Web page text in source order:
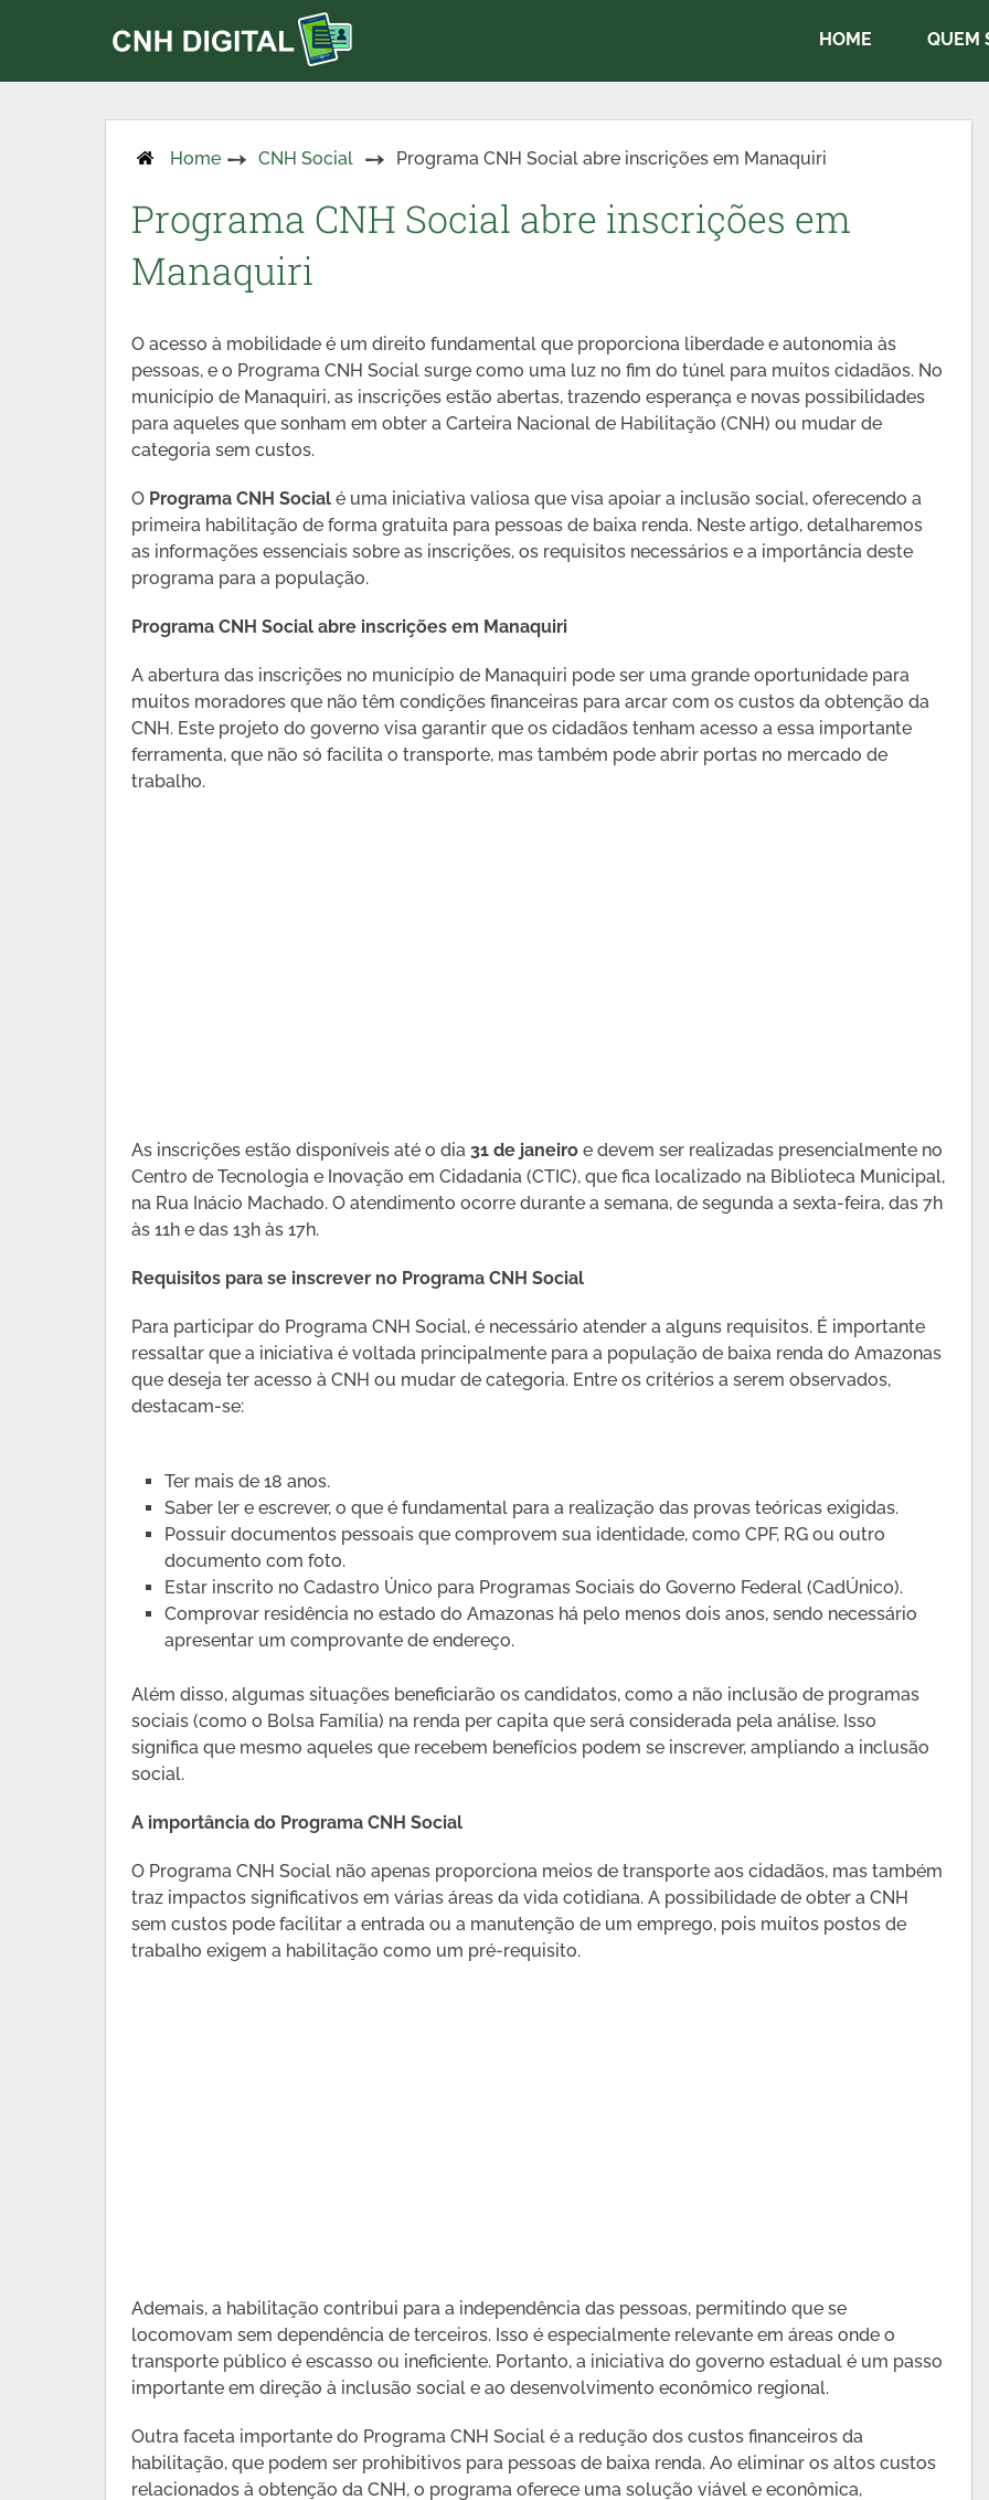
HOME QUEM
Home CNH Social Programa CNH Social abre inscrições em Manaquiri
Programa CNH Social abre inscrições em
Manaquiri
O acesso à mobilidade é um direito fundamental que proporciona liberdade e autonomia às
pessoas, e o Programa CNH Social surge como uma luz no fim do túnel para muitos cidadãos. No
município de Manaquiri, as inscrições estão abertas, trazendo esperança e novas possibilidades
para aqueles que sonham em obter a Carteira Nacional de Habilitação (CNH) ou mudar de
categoria sem custos.
O Programa CNH Social é uma iniciativa valiosa que visa apoiar a inclusão social, oferecendo a
primeira habilitação de forma gratuita para pessoas de baixa renda. Neste artigo, detalharemos
as informações essenciais sobre as inscrições, os requisitos necessários e a importância deste
programa para a população.
Programa CNH Social abre inscrições em Manaquiri
A abertura das inscrições no município de Manaquiri pode ser uma grande oportunidade para
muitos moradores que não têm condições financeiras para arcar com os custos da obtenção da
CNH. Este projeto do governo visa garantir que os cidadãos tenham acesso a essa importante
ferramenta, que não só facilita o transporte, mas também pode abrir portas no mercado de
trabalho.
As inscrições estão disponíveis até o dia31 de janeiro e devem ser realizadas presencialmente no
Centro de Tecnologia e Inovação em Cidadania (CTIC), que fica localizado na Biblioteca Municipal,
na Rua Inácio Machado. O atendimento ocorre durante a semana, de segunda a sexta-feira, das 7h
às 11h e das 13h às 17h.
Requisitos para se inscrever no Programa CNH Social
Para participar do Programa CNH Social, é necessário atender a alguns requisitos. É importante
ressaltar que a iniciativa é voltada principalmente para a população de baixa renda do Amazonas
que deseja ter acesso à CNH ou mudar de categoria. Entre os critérios a serem observados,
destacam-se:
Ter mais de 18 anos.
Saber ler e escrever, o que é fundamental para a realização das provas teóricas exigidas.
Possuir documentos pessoais que comprovem sua identidade, como CPF, RG ou outro
documento com foto.
Estar inscrito no Cadastro Único para Programas Sociais do Governo Federal (CadÚnico).
Comprovar residência no estado do Amazonas há pelo menos dois anos, sendo necessário
apresentar um comprovante de endereço.
Além disso, algumas situações beneficiarão os candidatos, como a não inclusão de programas
sociais (como o Bolsa Família) na renda per capita que será considerada pela análise. Isso
significa que mesmo aqueles que recebem benefícios podem se inscrever, ampliando a inclusão
social.
A importância do Programa CNH Social
O Programa CNH Social não apenas proporciona meios de transporte aos cidadãos, mas também
traz impactos significativos em várias áreas da vida cotidiana. A possibilidade de obter a CNH
sem custos pode facilitar a entrada ou a manutenção de um emprego, pois muitos postos de
trabalho exigem a habilitação como um pré-requisito.
Ademais, a habilitação contribui para a independência das pessoas, permitindo que se
locomovam sem dependência de terceiros. Isso é especialmente relevante em áreas onde o
transporte público é escasso ou ineficiente. Portanto, a iniciativa do governo estadual é um passo
importante em direção à inclusão social e ao desenvolvimento econômico regional.
Outra faceta importante do Programa CNH Social é a redução dos custos financeiros da
habilitação, que podem ser prohibitivos para pessoas de baixa renda. Ao eliminar os altos custos
relacionados à obtenção da CNH, o programa oferece uma solução viável e econômica,